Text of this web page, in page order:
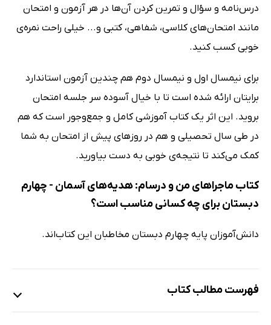
درس‌نامه و سؤال و تمرین کردن آن‌ها در هر آزمون و امتحان
مانند امتحان‌های کلاسی، شفاهی، کتبی و... خیلی راحت نمره‌ی
خوبی کسب کنید.
برای نیمسال اول و نیمسال دوم هم چندین آزمون استاندارد
برایتان ارائه شده است تا با خیال آسوده سر جلسه امتحان
بروید. این اثر یک کتاب آموزشی کامل و جمع‌وجور است که هم
در طی سال تحصیلی و هم در روزهای پیش از امتحان به شما
کمک می‌کند تا نتیجه‌ی خوبی به دست بیاورید.
کتاب ماجراهای من و درسام: هدیه‌های آسمان - چهارم
دبستان برای چه کسانی مناسب است؟
دانش‌آموزان پایه چهارم دبستان مخاطبان این کتاب‌اند.
فهرست مطالب کتاب